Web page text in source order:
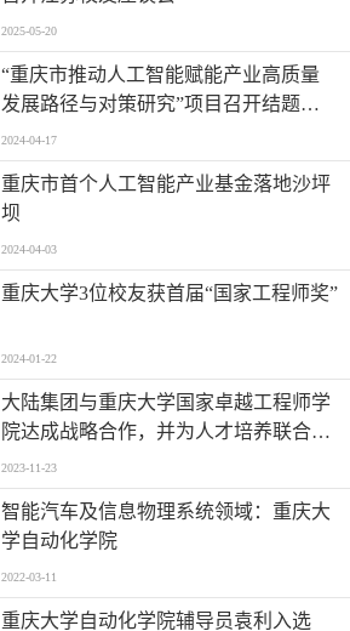
2025-05-20
“重庆市推动人工智能赋能产业高质量
发展路径与对策研究”项目召开结题评
审会
2024-04-17
重庆市首个人工智能产业基金落地沙坪
坝
2024-04-03
重庆大学3位校友获首届“国家工程师奖”
2024-01-22
大陆集团与重庆大学国家卓越工程师学
院达成战略合作，并为人才培养联合实
验室揭牌
2023-11-23
智能汽车及信息物理系统领域：重庆大
学自动化学院
2022-03-11
重庆大学自动化学院辅导员袁利入选